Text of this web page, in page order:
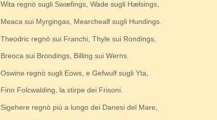
Wita regnò sugli Swæfings, Wade sugli Hælsings,
Meaca sui Myrgingas, Mearchealf sugli Hundings.
Theodric regnò sui Franchi, Thyle sui Rondings,
Breoca sui Brondings, Billing sui Werns.
Oswine regnò sugli Eows, e Gefwulf sugli Yta,
Finn Folcwalding, la stirpe dei Frisoni.
Sigehere regnò più a lungo dei Danesi del Mare,